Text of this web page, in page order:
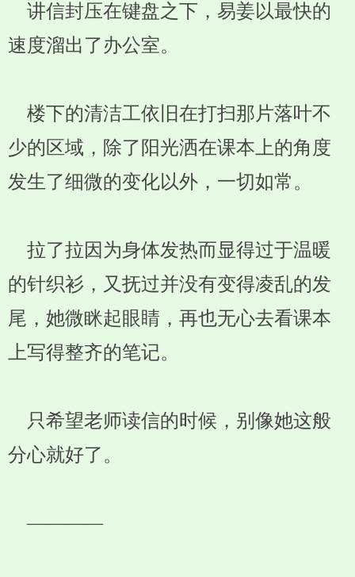
讲信封压在键盘之下，易姜以最快的
速度溜出了办公室。
楼下的清洁工依旧在打扫那片落叶不
少的区域，除了阳光洒在课本上的角度
发生了细微的变化以外，一切如常。
拉了拉因为身体发热而显得过于温暖
的针织衫，又抚过并没有变得凌乱的发
尾，她微眯起眼睛，再也无心去看课本
上写得整齐的笔记。
只希望老师读信的时候，别像她这般
分心就好了。
————